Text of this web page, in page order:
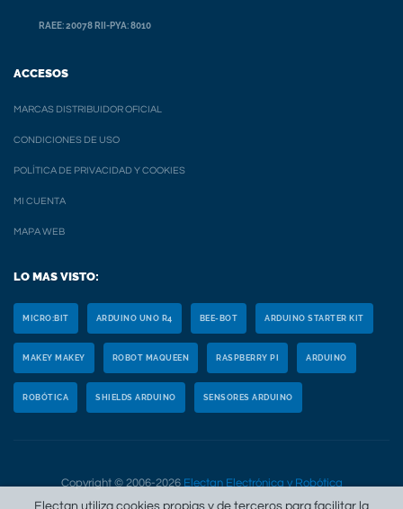
RAEE: 20078 RII-PYA: 8010
ACCESOS
MARCAS DISTRIBUIDOR OFICIAL
CONDICIONES DE USO
POLÍTICA DE PRIVACIDAD Y COOKIES
MI CUENTA
MAPA WEB
LO MAS VISTO:
MICRO:BIT ARDUINO UNO R4 BEE-BOT ARDUINO STARTER KIT
MAKEY MAKEY ROBOT MAQUEEN RASPBERRY PI ARDUINO
ROBÓTICA SHIELDS ARDUINO SENSORES ARDUINO
Copyright © 2006-2026 Electan Electrónica y Robótica
Electan utiliza cookies propias y de terceros para facilitar la